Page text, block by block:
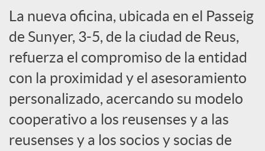
s
S
o
c
La nueva oficina, ubicada en el Passeig
de Sunyer, 3-5, de la ciudad de Reus,
refuerza el compromiso de la entidad
con la proximidad y el asesoramiento
personalizado, acercando su modelo
cooperativo a los reusenses y a las
reusenses y a los socios y socias de